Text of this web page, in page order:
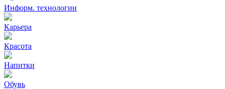
Информ. технологии
Карьера
Красота
Напитки
Обувь